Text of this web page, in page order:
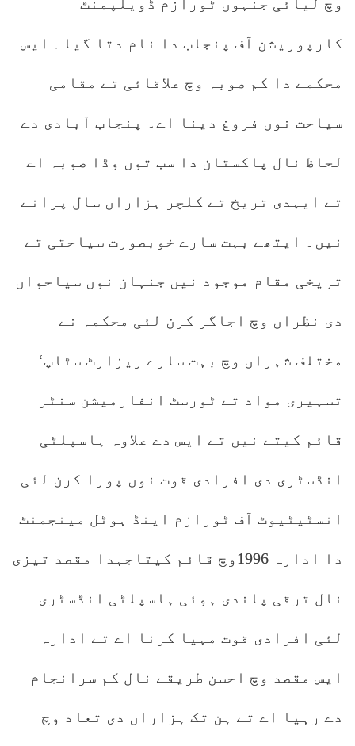
کارپوریشن آف پنجاب دا نام دتا گیا۔ ایس
محکمے دا کم صوبہ وچ علاقائی تے مقامی
سیاحت نوں فروغ دینا اے۔ پنجاب آبادی دے
لحاظ نال پاکستان دا سب توں وڈا صوبہ اے
تے ایہدی تریخ تے کلچر ہزاراں سال پرانے
نیں۔ ایتھے بہت سارے خوبصورت سیاحتی تے
تریخی مقام موجود نیں جنہان نوں سیاحواں
دی نظراں وچ اجاگر کرن لئی محکمہ نے
مختلف شہراں وچ بہت سارے ریزارٹ سٹاپ‘
تسہیری مواد تے ٹورسٹ انفارمیشن سنٹر
قائم کیتے نیں تے ایس دے علاوہ ہاسپلٹی
انڈسٹری دی افرادی قوت نوں پورا کرن لئی
انسٹیٹیوٹ آف ٹورازم اینڈ ہوٹل مینجمنٹ
دا ادارہ 1996وچ قائم کیتاجہدا مقصد تیزی
نال ترقی پاندی ہوئی ہاسپلٹی انڈسٹری
لئی افرادی قوت مہیا کرنا اے تے ادارہ
ایس مقصد وچ احسن طریقے نال کم سرانجام
دے رہیا اے تے ہن تک ہزاراں دی تعاد وچ